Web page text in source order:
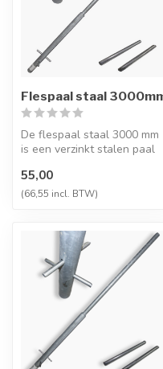
Flespaal staal
De flespaal staal 3000 mm
is een verzinkt stalen paal
55,00
(66,55 incl. BTW)